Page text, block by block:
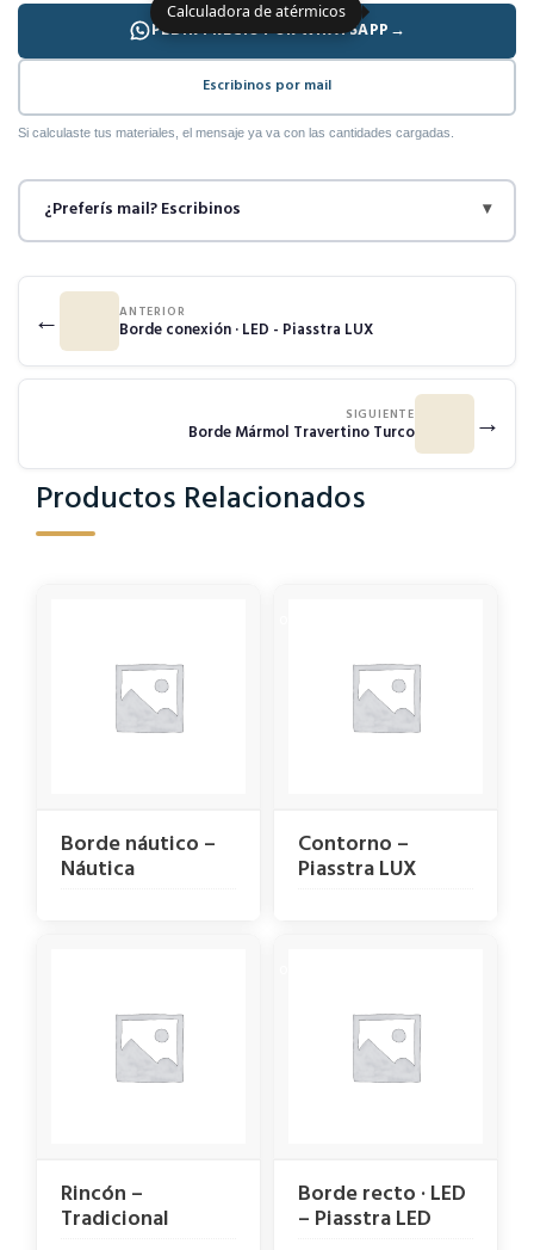
¿Preferís mail? Escribinos ▾
PEDIR PRECIO POR WHATSAPP→
Escribinos por mail
Si calculaste tus materiales, el mensaje ya va con las cantidades cargadas.
← ANTERIOR
Borde conexión · LED - Piasstra LUX
SIGUIENTE
Borde Mármol Travertino Turco →
Productos Relacionados
Borde náutico –
Náutica
Contorno –
Piasstra LUX
Rincón –
Tradicional
Borde recto · LED
– Piasstra LED
Calculadora de atérmicos